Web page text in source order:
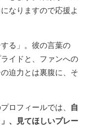
なりますので応援よ
る」。彼の言葉の
イドと、ファンへの
迫力とは裏腹に、そ
ロフィールでは、 自
、見てほしいプレー